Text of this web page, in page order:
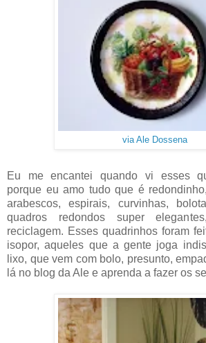
via Ale Dossena
Eu me encantei quando vi esses
porque eu amo tudo que é
arabescos, espirais, curvinhas,
quadros redondos super
reciclagem. Esses quadrinhos foram
isopor, aqueles que a gente joga
lixo, que vem com bolo, presunto,
lá no blog da Ale e aprenda a fazer os